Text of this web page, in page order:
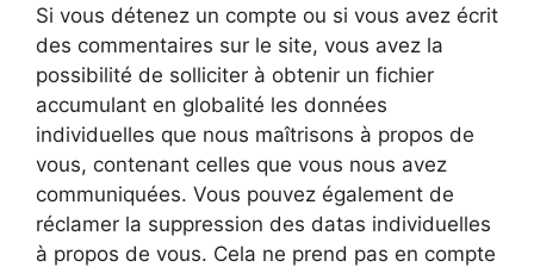
Si vous détenez un compte ou si vous avez écrit
des commentaires sur le site, vous avez la
possibilité de solliciter à obtenir un fichier
accumulant en globalité les données
individuelles que nous maîtrisons à propos de
vous, contenant celles que vous nous avez
communiquées. Vous pouvez également de
réclamer la suppression des datas individuelles
à propos de vous. Cela ne prend pas en compte